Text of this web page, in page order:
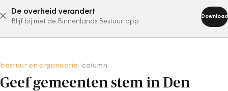
De overheid verandert
Blijf bij met de Binnenlands Bestuur app
Download
abonneer nu
bestuur en organisatie column
Geef gemeenten stem in Den